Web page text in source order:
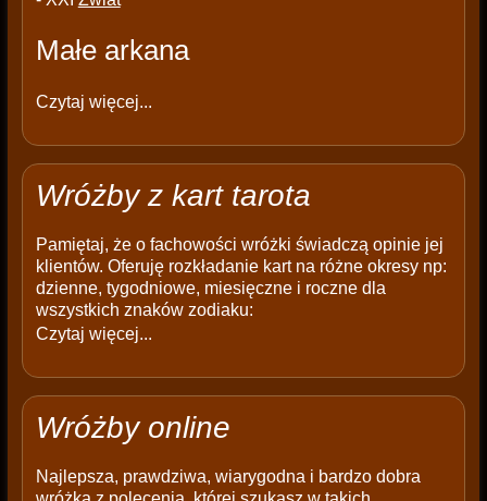
Małe arkana
Czytaj więcej...
Wróżby z kart tarota
Pamiętaj, że o fachowości wróżki świadczą opinie jej
klientów. Oferuję rozkładanie kart na różne okresy np:
dzienne, tygodniowe, miesięczne i roczne dla
wszystkich znaków zodiaku:
Czytaj więcej...
Wróżby online
Najlepsza, prawdziwa, wiarygodna i bardzo dobra